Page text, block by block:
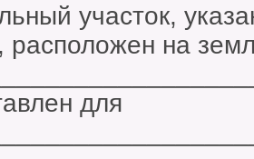
участок,
расположен на
для